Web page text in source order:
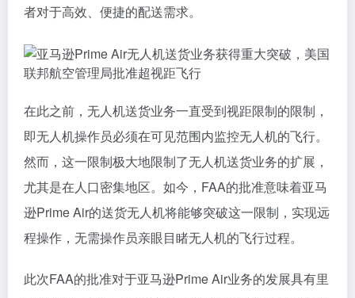
者对于高效、便捷的配送需求。
在此之前，无人机送货业务一直受到视距限制的限制，
即无人机操作员必须在可见范围内监控无人机的飞行。
然而，这一限制极大地限制了无人机送货业务的扩展，
尤其是在人口密集地区。如今，FAA的批准意味着亚马
逊Prime Air的送货无人机将能够突破这一限制，实现远
程操作，无需操作员亲眼目睹无人机的飞行过程。
此次FAA的批准对于亚马逊Prime Air业务的发展具有里